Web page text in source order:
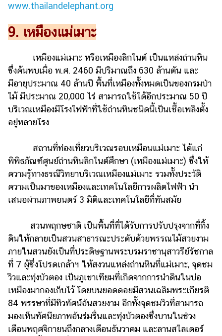
www.thailandelephant.org
9. เหมืองแม่เมาะ
เหมืองแม่เมาะ หรือเหมืองลิกไนต์ เป็นแหล่งถ่านหิน
ซึ่งค้นพบเมื่อ พ.ศ. 2460 มีปริมาณถึง 630 ล้านตัน และ
มีอายุประมาณ 40 ล้านปี พื้นที่เหมืองทั้งหมดเป็นของกรมป่า
ไม้ มีประมาณ 20,000 ไร่ สามารถใช้ได้อีกประมาณ 50 ปี
บริเวณเหมืองมีโรงไฟฟ้าที่ใช้ถ่านหินชนิดนี้เป็นเชื้อเพลิงตั้ง
อยู่หลายโรง
สถานที่ท่องเที่ยวบริเวณรอบเหมือนแม่เมาะ ได้แก่
พิพิธภัณฑ์ศูนย์ถ่านหินลิกไนต์ศึกษา (เหมืองแม่เมาะ) ซึ่งให้
ความรู้ทางธรณีวิทยาบริเวณเหมืองแม่เมาะ รวมทั้งประวัติ
ความเป็นมาของเหมืองและเทคโนโลยีการผลิตไฟฟ้า นำ
เสนอผ่านภาพยนตร์ 3 มิติและเทคโนโลยีที่ทันสมัย
สวนพฤกษชาติ เป็นพื้นที่ที่ได้รับการปรับปรุงจากที่ทิ้ง
ดินให้กลายเป็นสวนสาธารณะประดับด้วยพรรณไม้สวยงาม
ภายในสวนยังเป็นที่ประดิษฐานพระบรมราชานุสาวรีย์รัชกาล
ที่ 7 ผู้ซึ่งโปรดเกล้าฯ ให้สงวนแหล่งถ่านหินที่แม่เมาะ, จุดชม
วิวและทุ่งบัวตอง เป็นภูเขาเทียมที่เกิดจากการนำดินในบ่อ
เหมืองมากองเก็บไว้ โดยบนยอดดอยมีสวนเฉลิมพระเกียรติ
84 พรรษาที่มีทิวทัศน์อันสวยงาม อีกทั้งจุดชมวิวที่สามารถ
มองเห็นทัศนียภาพอันร่มรื่นและทุ่งบัวตองซึ่งบานในช่วง
เดือนพฤศจิกายนถึงกลางเดือนธันวาคม และลานสไลเดอร์